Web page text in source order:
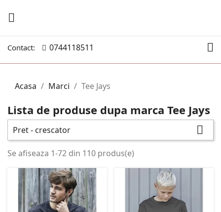

Contact: 0744118511 
Acasa Marci Tee Jays
Lista de produse dupa marca Tee Jays
Pret - crescator 
Se afiseaza 1-72 din 110 produs(e)